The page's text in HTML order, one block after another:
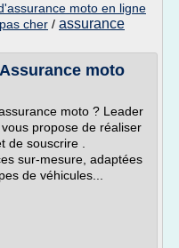
moto en ligne
cher / assurance
moto
moto ? Leader
propose de réaliser
de souscrire .
sur-mesure, adaptées
de véhicules...